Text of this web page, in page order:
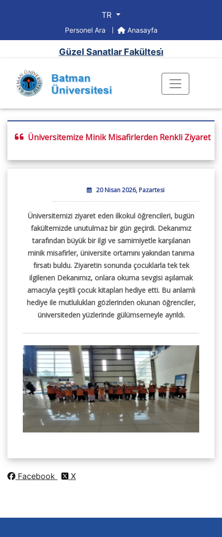
TR
Personel Ara Anasayfa
Güzel Sanatlar Fakültesi̇
Üniversitemize Minik Misafirlerden Renkli Ziyaret
20 Nisan 2026, Pazartesi
Üniversitemizi ziyaret eden ilkokul öğrencileri, bugün
fakültemizde unutulmaz bir gün geçirdi. Dekanımız
tarafından büyük bir ilgi ve samimiyetle karşılanan
minik misafirler, üniversite ortamını yakından tanıma
fırsatı buldu. Ziyaretin sonunda çocuklarla tek tek
ilgilenen Dekanımız, onlara okuma sevgisi aşılamak
amacıyla çeşitli çocuk kitapları hediye etti. Bu anlamlı
hediye ile mutlulukları gözlerinden okunan öğrenciler,
üniversiteden yüzlerinde gülümsemeyle ayrıldı.
Facebook X